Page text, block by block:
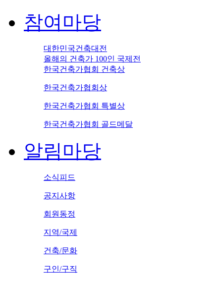
참여마당
대한민국건축대전
올해의 건축가 100인 국제전
한국건축가협회 건축상
한국건축가협회상
한국건축가협회 특별상
한국건축가협회 골드메달
알림마당
소식피드
공지사항
회원동정
지역/국제
건축/문화
구인/구직